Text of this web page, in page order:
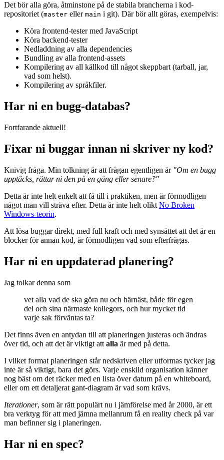
Det bör alla göra, åtminstone på de stabila brancherna i kod-
repositoriet (master eller main i git). Där bör allt göras, exempelvis:
Köra frontend-tester med JavaScript
Köra backend-tester
Nedladdning av alla dependencies
Bundling av alla frontend-assets
Kompilering av all källkod till något skeppbart (tarball, jar,
vad som helst).
Kompilering av språkfiler.
Har ni en bugg-databas?
Fortfarande aktuell!
Fixar ni buggar innan ni skriver ny kod?
Knivig fråga. Min tolkning är att frågan egentligen är "Om en bugg
upptäcks, rättar ni den på en gång eller senare?"
Detta är inte helt enkelt att få till i praktiken, men är förmodligen
något man vill sträva efter. Detta är inte helt olikt No Broken
Windows-teorin.
Att lösa buggar direkt, med full kraft och med synsättet att det är en
blocker för annan kod, är förmodligen vad som efterfrågas.
Har ni en uppdaterad planering?
Jag tolkar denna som
vet alla vad de ska göra nu och härnäst, både för egen
del och sina närmaste kollegors, och hur mycket tid
varje sak förväntas ta?
Det finns även en antydan till att planeringen justeras och ändras
över tid, och att det är viktigt att alla är med på detta.
I vilket format planeringen står nedskriven eller utformas tycker jag
inte är så viktigt, bara det görs. Varje enskild organisation känner
nog bäst om det räcker med en lista över datum på en whiteboard,
eller om ett detaljerat gant-diagram är vad som krävs.
Iterationer, som är rätt populärt nu i jämförelse med år 2000, är ett
bra verktyg för att med jämna mellanrum få en reality check på var
man befinner sig i planeringen.
Har ni en spec?